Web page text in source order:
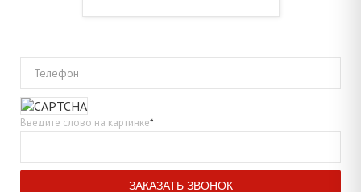
Телефон
Введите слово на картинке*